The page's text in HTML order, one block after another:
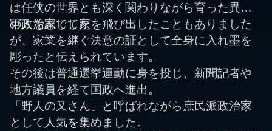
は任侠の世界とも深く関わりながら育った異色
の政治家でした。
軍人を志して家を飛び出したこともありました
が、家業を継ぐ決意の証として全身に入れ墨を
彫ったと伝えられています。
その後は普通選挙運動に身を投じ、新聞記者や
地方議員を経て国政へ進出。
「野人の又さん」と呼ばれながら庶民派政治家
として人気を集めました。